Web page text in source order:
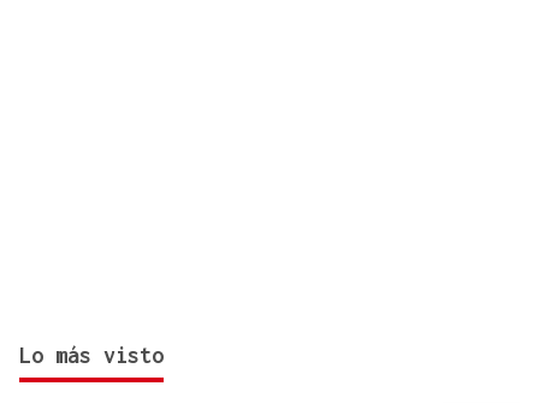
Lo más visto